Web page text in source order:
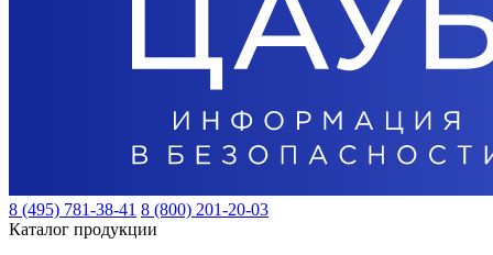
8 (495) 781-38-41 8 (800) 201-20-03
Каталог продукции